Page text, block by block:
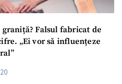
Falsul fabricat de
„Ei vor să influențeze